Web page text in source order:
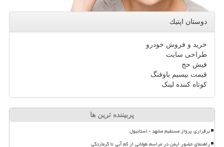
دوستان اپتیك
خرید و فروش خودرو
طراحی سایت
فیش حج
قیمت بیسیم باوفنگ
کوتاه کننده لینک
پربیننده ترین ها
برقراری پرواز مستقیم مشهد - استانبول
راهنمای حضور ایمن در مراسم طولانی از کم آبی تا گرمازدگی